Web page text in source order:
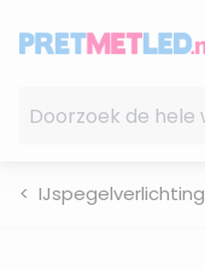
IJspegelverlichting